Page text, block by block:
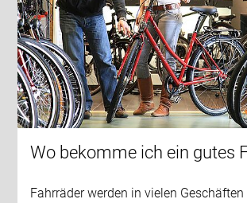
Wo bekomme ich ein gutes
Fahrräder werden in vielen